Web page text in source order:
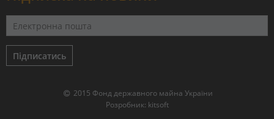
Підписатись
2015 Фонд державного майна України
Розробник: kitsoft